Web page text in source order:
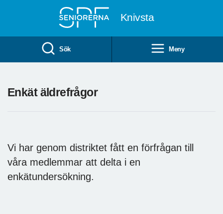
Knivsta
Sök Meny
Enkät äldrefrågor
Vi har genom distriktet fått en förfrågan till
våra medlemmar att delta i en
enkätundersökning.